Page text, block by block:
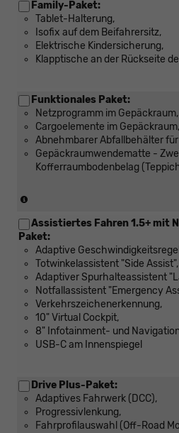
Family-Paket:
Tablet-Halterung,
Isofix auf dem Beifahrersitz,
Elektrische Kindersicherung,
Klapptische an der Rückseite
Funktionales Paket:
Netzprogramm im Gepäckraum,
Cargoelemente im Gepäckraum,
Abnehmbarer Abfallbehälter
Gepäckraumwendematte -
Kofferraumbodenbelag
Verbindung
mit:
[PKP]
Variabler
Ladeboden
im
Gepäckraum)
Assistiertes Fahren 1.5+ mit
Paket:
Adaptive
Totwinkelassistent "Side Assist",
Adaptiver Spurhalteassistent
Notfallassistent "Emergency
Verkehrszeichenerkennung,
10" Virtual Cockpit,
8" Infotainment- und
USB-C am Innenspiegel
Drive Plus-Paket:
Adaptives Fahrwerk (DCC),
Progressivlenkung,
Fahrprofilauswahl (Off-Road